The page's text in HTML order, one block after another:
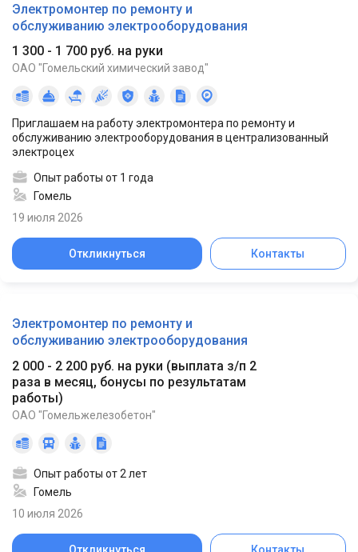
Электромонтер по ремонту и
обслуживанию электрооборудования
1 300 - 1 700 руб. на руки
ОАО "Гомельский химический завод"
Приглашаем на работу электромонтера по ремонту и
обслуживанию электрооборудования в централизованный
электроцех
Опыт работы от 1 года
Гомель
19 июля 2026
Откликнуться Контакты
Электромонтер по ремонту и
обслуживанию электрооборудования
2 000 - 2 200 руб. на руки (выплата з/п 2
раза в месяц, бонусы по результатам
работы)
ОАО "Гомельжелезобетон"
Опыт работы от 2 лет
Гомель
10 июля 2026
Откликнуться Контакты